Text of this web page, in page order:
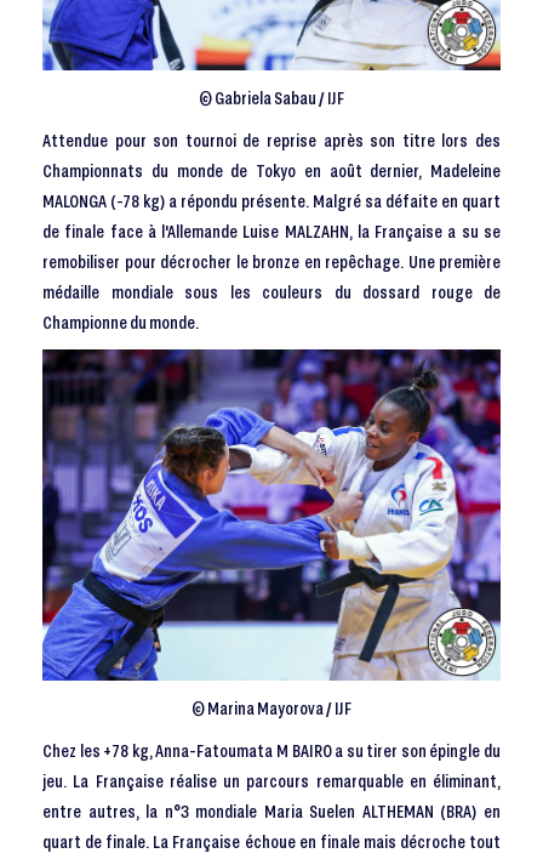
© Gabriela Sabau / IJF
Attendue pour son tournoi de reprise après son titre lors des
Championnats du monde de Tokyo en août dernier, Madeleine
MALONGA (-78 kg) a répondu présente. Malgré sa défaite en quart
de finale face à l'Allemande Luise MALZAHN, la Française a su se
remobiliser pour décrocher le bronze en repêchage. Une première
médaille mondiale sous les couleurs du dossard rouge de
Championne du monde.
© Marina Mayorova / IJF
Chez les +78 kg, Anna-Fatoumata M BAIRO a su tirer son épingle du
jeu. La Française réalise un parcours remarquable en éliminant,
entre autres, la n°3 mondiale Maria Suelen ALTHEMAN (BRA) en
quart de finale. La Française échoue en finale mais décroche tout